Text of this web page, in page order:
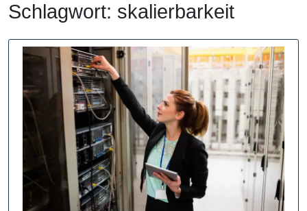
Schlagwort: skalierbarkeit